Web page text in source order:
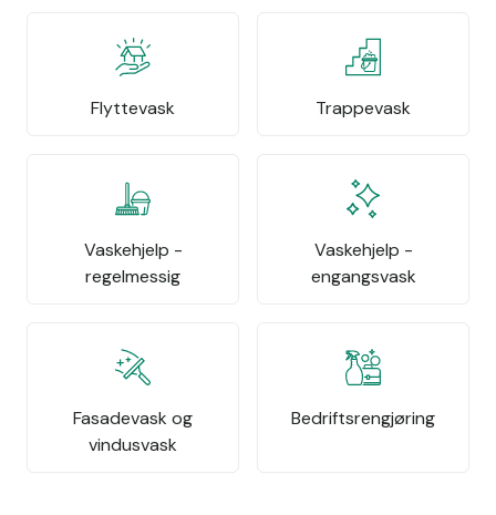
Flyttevask Trappevask
Vaskehjelp -
regelmessig
Vaskehjelp -
engangsvask
Fasadevask og
vindusvask
Bedriftsrengjøring